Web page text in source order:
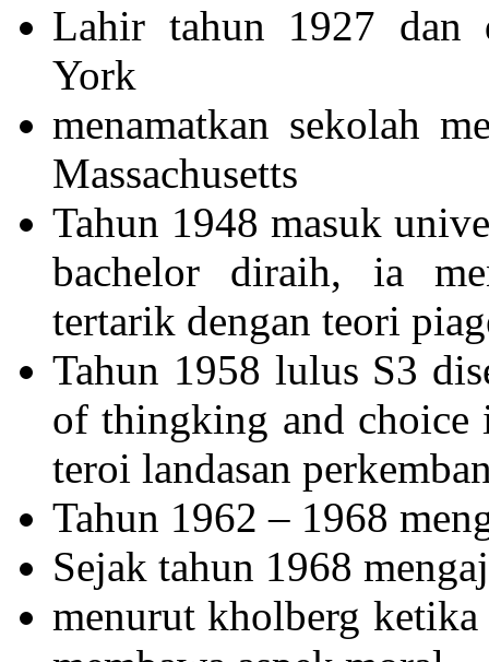
Lahir tahun 1927 dan
York
menamatkan sekolah
Massachusetts
Tahun 1948 masuk
bachelor diraih, ia
tertarik dengan teori
Tahun 1958 lulus S3
of thingking and choice
teroi landasan
Tahun 1962 – 1968
Sejak tahun 1968
menurut kholberg